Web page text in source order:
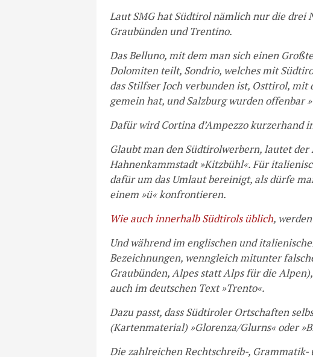
Laut SMG hat Südtirol nämlich nur die drei
Graubünden und Trentino.
Das Belluno, mit dem man sich einen
Dolomiten teilt, Sondrio, welches mit
das Stilfser Joch verbunden ist, Osttirol,
gemein hat, und Salzburg wurden offenbar
Dafür wird Cortina d’Ampezzo kurzerhand
Glaubt man den Südtirolwerbern, lautet der
Hahnenkammstadt »Kitzbühl«. Für
dafür um das Umlaut bereinigt, als dürfe
einem »ü« konfrontieren.
Wie auch innerhalb Südtirols üblich,
Und während im englischen und
Bezeichnungen, wenngleich mitunter
Graubünden, Alpes statt Alps für die
auch im deutschen Text »Trento«.
Dazu passt, dass Südtiroler Ortschaften
(Kartenmaterial) »Glorenza/Glurns« oder
Die zahlreichen Rechtschreib-, Grammatik-